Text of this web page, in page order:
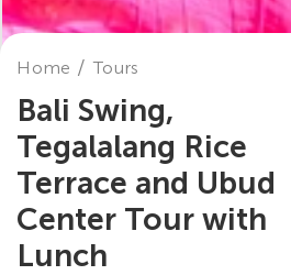
Home Tours
Bali Swing,
Tegalalang Rice
Terrace and Ubud
Center Tour with
Lunch